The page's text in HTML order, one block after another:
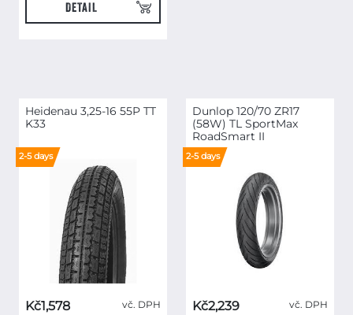
DETAIL
Heidenau 3,25-16 55P TT
K33
2-5 days
Kč1,578 vč. DPH
Dunlop 120/70 ZR17
(58W) TL SportMax
RoadSmart II
2-5 days
Kč2,239 vč. DPH